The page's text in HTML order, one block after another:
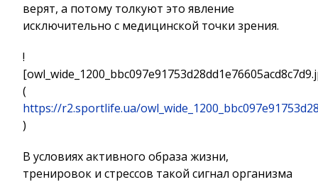
верят, а потому толкуют это явление
исключительно с медицинской точки зрения.
!
(
https://r2.sportlife.ua/
)
В условиях активного образа жизни,
тренировок и стрессов такой сигнал организма